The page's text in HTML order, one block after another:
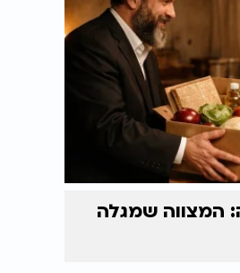
המצווה שמגלה